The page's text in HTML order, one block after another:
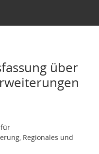
über
für
Regionales und